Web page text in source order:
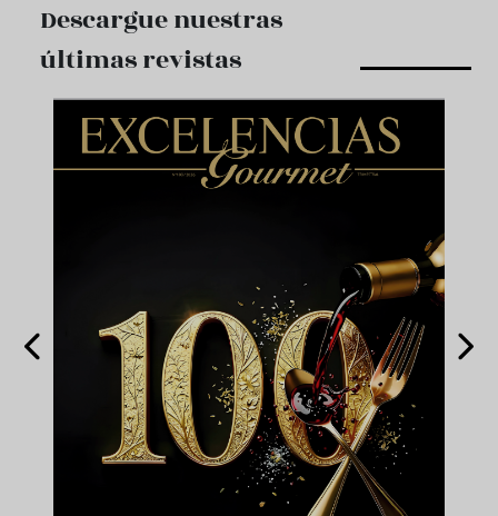
Descargue nuestras
últimas revistas